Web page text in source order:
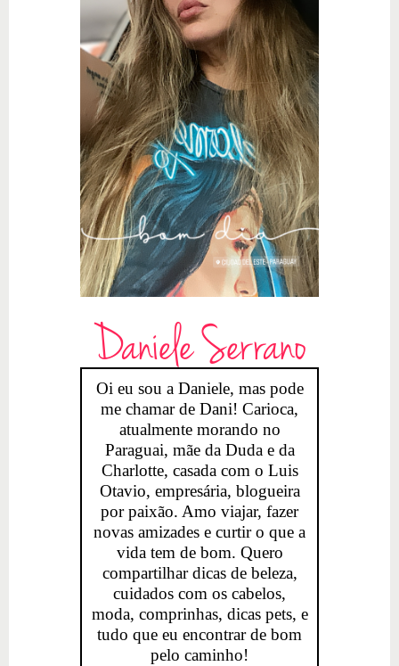
Daniele Serrano
Oi eu sou a Daniele, mas pode
me chamar de Dani! Carioca,
atualmente morando no
Paraguai, mãe da Duda e da
Charlotte, casada com o Luis
Otavio, empresária, blogueira
por paixão. Amo viajar, fazer
novas amizades e curtir o que a
vida tem de bom. Quero
compartilhar dicas de beleza,
cuidados com os cabelos,
moda, comprinhas, dicas pets, e
tudo que eu encontrar de bom
pelo caminho!